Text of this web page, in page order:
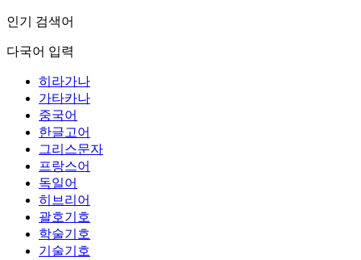
인기 검색어
다국어 입력
히라가나
가타카나
중국어
한글고어
그리스문자
프랑스어
독일어
히브리어
괄호기호
학술기호
기술기호